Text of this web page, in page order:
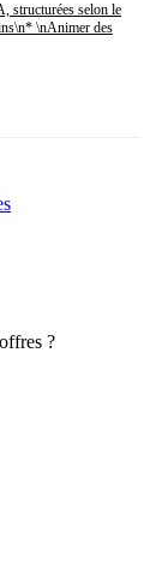
structurées selon le
\nAnimer des
?